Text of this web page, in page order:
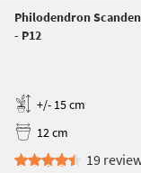
Philodendron
- P12
+/- 15 cm
12 cm
19